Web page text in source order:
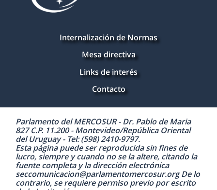
Internalización de Normas
Mesa directiva
Links de interés
Contacto
Parlamento del MERCOSUR - Dr. Pablo de Maria
827 C.P. 11.200 - Montevideo/República Oriental
del Uruguay - Tel: (598) 2410-9797.
Esta página puede ser reproducida sin fines de
lucro, siempre y cuando no se la altere, citando la
fuente completa y la dirección electrónica
seccomunicacion@parlamentomercosur.org De lo
contrario, se requiere permiso previo por escrito